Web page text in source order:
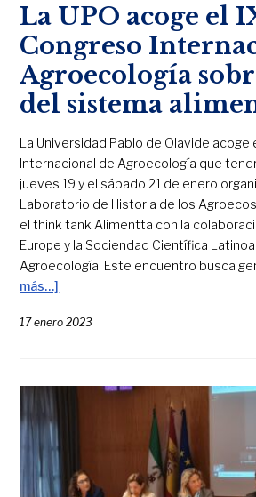
La UPO acoge el
Congreso
Agroecología
del sistema
La Universidad Pablo de Olavide acoge
Internacional de Agroecología que
jueves 19 y el sábado 21 de enero
Laboratorio de Historia de los
el think tank Alimentta con la
Europe y la Sociendad Científica
Agroecología. Este encuentro busca
más…]
17 enero 2023